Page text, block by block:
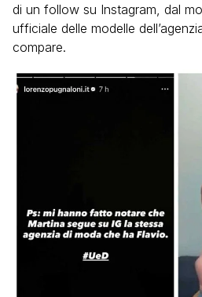
di un follow su Instagram, dal
ufficiale delle modelle
compare.